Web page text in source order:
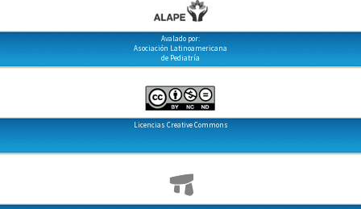
Avalado por:
Asociación Latinoamericana
de Pediatría
Licencias Creative Commons